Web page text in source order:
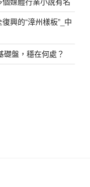
興的“漳州樣板”_中
盤，穩在何處？